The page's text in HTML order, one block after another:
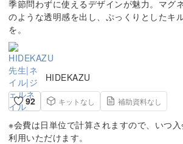
季節問わずに使えるデザインが魅力。マグ
のような透明感を出し、ぷっくりとしたキ
を。
HIDEKAZU
92
キットなし 補助資料なし
※会費は日単位で計算されますので、いつ
利用いただけます。